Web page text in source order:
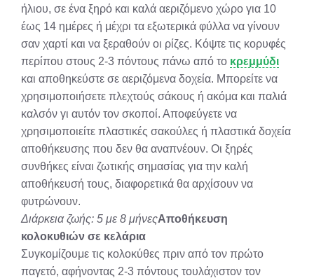
ήλιου, σε ένα ξηρό και καλά αεριζόμενο χώρο για 10
έως 14 ημέρες ή μέχρι τα εξωτερικά φύλλα να γίνουν
σαν χαρτί και να ξεραθούν οι ρίζες. Κόψτε τις κορυφές
περίπου στους 2-3 πόντους πάνω από το κρεμμύδι
και αποθηκεύστε σε αεριζόμενα δοχεία. Μπορείτε να
χρησιμοποιήσετε πλεχτούς σάκους ή ακόμα και παλιά
καλσόν γι αυτόν τον σκοποί. Αποφεύγετε να
χρησιμοποιείτε πλαστικές σακούλες ή πλαστικά δοχεία
αποθήκευσης που δεν θα αναπνέουν. Οι ξηρές
συνθήκες είναι ζωτικής σημασίας για την καλή
αποθήκευσή τους, διαφορετικά θα αρχίσουν να
φυτρώνουν.
Διάρκεια ζωής: 5 με 8 μήνεςΑποθήκευση
κολοκυθιών σε κελάρια
Συγκομίζουμε τις κολοκύθες πριν από τον πρώτο
παγετό, αφήνοντας 2-3 πόντους τουλάχιστον τον